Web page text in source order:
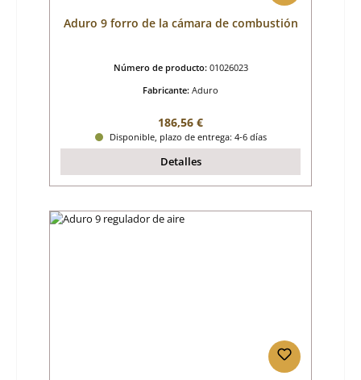
Aduro 9 forro de la cámara de combustión
Número de producto: 01026023
Fabricante: Aduro
Precio normal:
186,56 €
Disponible, plazo de entrega: 4-6 días
Detalles